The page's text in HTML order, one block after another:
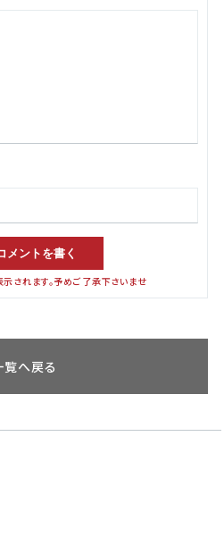
メントを書く
されます。予めご了承下さいませ
覧へ戻る